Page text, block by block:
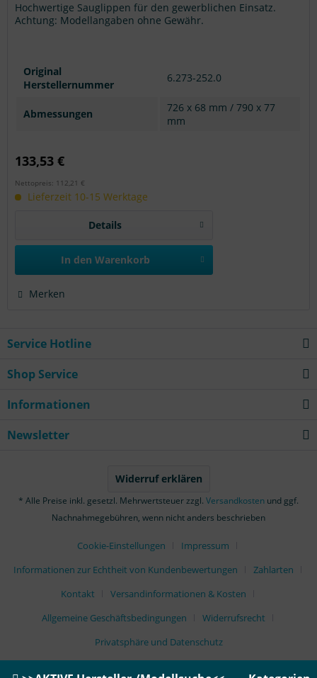
Hochwertige Sauglippen für den gewerblichen Einsatz.
Achtung: Modellangaben ohne Gewähr.
Original
Herstellernummer
6.273-252.0
Abmessungen
726 x 68 mm / 790 x 77
mm
133,53 €
Nettopreis: 112,21 €
Lieferzeit 10-15 Werktage
Details
In den Warenkorb
Merken
Service Hotline
Shop Service
Informationen
Newsletter
Widerruf erklären
* Alle Preise inkl. gesetzl. Mehrwertsteuer zzgl. Versandkosten und ggf.
Nachnahmegebühren, wenn nicht anders beschrieben
Cookie-Einstellungen
Impressum
Informationen zur Echtheit von Kundenbewertungen
Zahlarten
Kontakt
Versandinformationen & Kosten
Allgemeine Geschäftsbedingungen
Widerrufsrecht
Privatsphäre und Datenschutz